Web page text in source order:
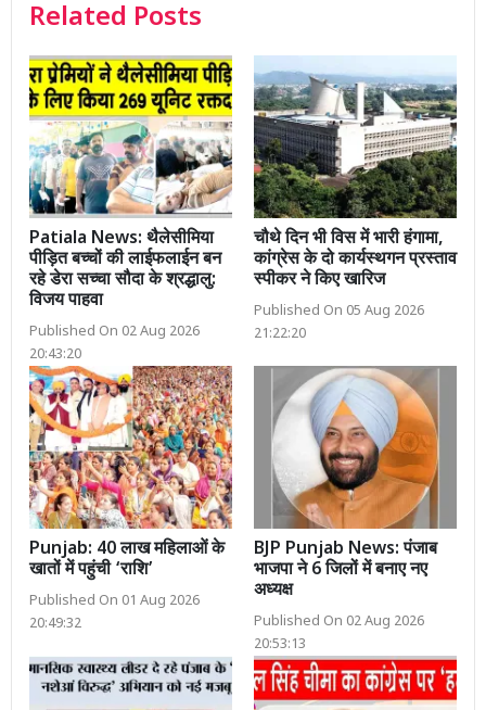
Related Posts
Patiala News: थैलेसीमिया
पीड़ित बच्चों की लाईफलाईन बन
रहे डेरा सच्चा सौदा के श्रद्धालु:
विजय पाहवा
Published On 02 Aug 2026
20:43:20
चौथे दिन भी विस में भारी हंगामा,
कांग्रेस के दो कार्यस्थगन प्रस्ताव
स्पीकर ने किए खारिज
Published On 05 Aug 2026
21:22:20
Punjab: 40 लाख महिलाओं के
खातों में पहुंची ‘राशि’
Published On 01 Aug 2026
20:49:32
BJP Punjab News: पंजाब
भाजपा ने 6 जिलों में बनाए नए
अध्यक्ष
Published On 02 Aug 2026
20:53:13